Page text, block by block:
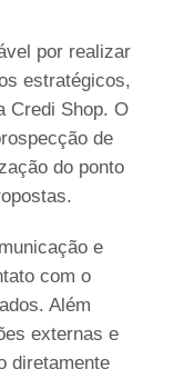
por realizar
estratégicos,
Credi Shop. O
de
do ponto
e
com o
Além
externas e
diretamente